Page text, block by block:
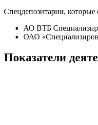
Спецдепозитарии, которые
АО ВТБ
ОАО
Показатели